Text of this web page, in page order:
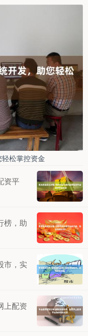
松掌控资金
资平
榜，助
市，实
上配资